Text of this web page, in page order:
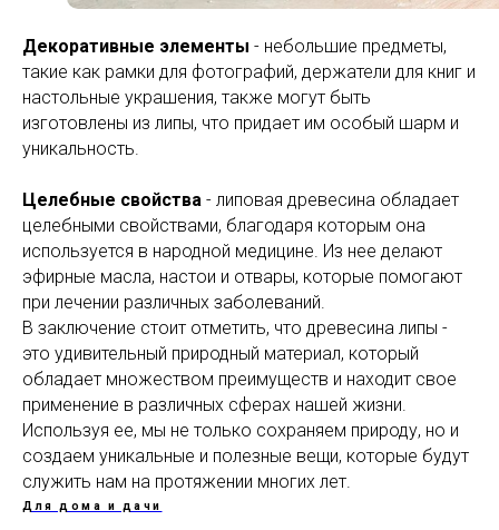
Декоративные элементы - небольшие предметы,
такие как рамки для фотографий, держатели для книг и
настольные украшения, также могут быть
изготовлены из липы, что придает им особый шарм и
уникальность.
Целебные свойства - липовая древесина обладает
целебными свойствами, благодаря которым она
используется в народной медицине. Из нее делают
эфирные масла, настои и отвары, которые помогают
при лечении различных заболеваний.
В заключение стоит отметить, что древесина липы -
это удивительный природный материал, который
обладает множеством преимуществ и находит свое
применение в различных сферах нашей жизни.
Используя ее, мы не только сохраняем природу, но и
создаем уникальные и полезные вещи, которые будут
служить нам на протяжении многих лет.
Для дома и дачи